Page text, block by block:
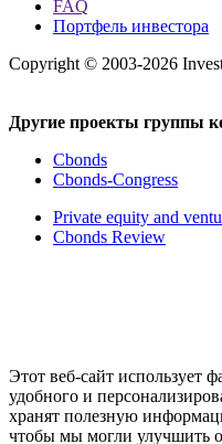
FAQ
Портфель инвестора
Copyright © 2003-2026
Другие проекты группы
Cbonds
Cbonds-Congress
Private equity and
Cbonds Review
Этот веб-сайт использует
удобного и
хранят полезную
чтобы мы могли улучшить